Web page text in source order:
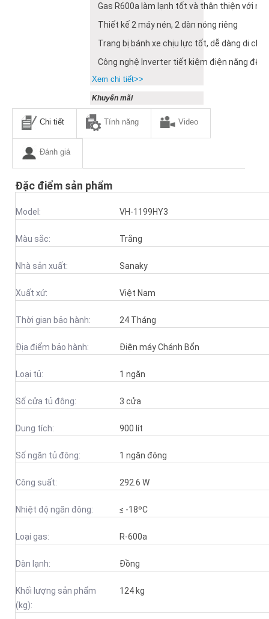
Gas R600a làm lạnh tốt và thân thiện với
Thiết kế 2 máy nén, 2 dàn nóng riêng
Trang bị bánh xe chịu lực tốt, dễ dàng di
Công nghệ Inverter tiết kiệm điện năng đến
Xem chi tiết>>
Khuyến mãi
Chi tiết Tính năng Video
Đánh giá
Đặc điểm sản phẩm
Model: VH-1199HY3
Màu sắc: Trắng
Nhà sản xuất: Sanaky
Xuất xứ: Việt Nam
Thời gian bảo hành: 24 Tháng
Địa điểm bảo hành: Điện máy Chánh Bổn
Loại tủ: 1 ngăn
Số cửa tủ đông: 3 cửa
Dung tích: 900 lít
Số ngăn tủ đông: 1 ngăn đông
Công suất: 292.6 W
Nhiệt độ ngăn đông: ≤ -18ºC
Loại gas: R-600a
Dàn lạnh: Đồng
Khối lượng sản phẩm
(kg):
124 kg